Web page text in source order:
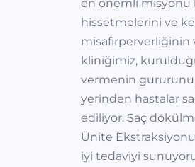
en önemli misyonu
hissetmelerini ve
misafirperverliğinin
kliniğimiz,
vermenin gururunu
yerinden hastalar
ediliyor. Saç
Ünite
iyi tedaviyi